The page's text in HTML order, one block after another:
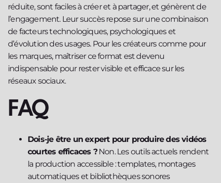
réduite, sont faciles à créer et à partager, et génèrent de
l’engagement. Leur succès repose sur une combinaison
de facteurs technologiques, psychologiques et
d’évolution des usages. Pour les créateurs comme pour
les marques, maîtriser ce format est devenu
indispensable pour rester visible et efficace sur les
réseaux sociaux.
FAQ
Dois-je être un expert pour produire des vidéos
courtes efficaces ?Non. Les outils actuels rendent
la production accessible : templates, montages
automatiques et bibliothèques sonores